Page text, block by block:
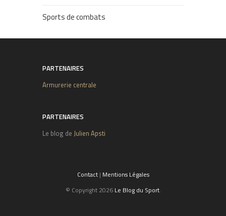
Sports de combats
PARTENAIRES
Armurerie centrale
PARTENAIRES
Le blog de Julien Apsti
Contact| Mentions Légales
© Copyright 2026 Le Blog du Sport.